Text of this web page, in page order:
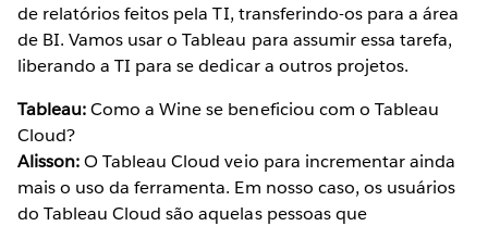
de relatórios feitos pela TI, transferindo-os para a área
de BI. Vamos usar o Tableau para assumir essa tarefa,
liberando a TI para se dedicar a outros projetos.
Tableau:Como a Wine se beneficiou com o Tableau
Cloud?
Alisson:O Tableau Cloud veio para incrementar ainda
mais o uso da ferramenta. Em nosso caso, os usuários
do Tableau Cloud são aquelas pessoas que